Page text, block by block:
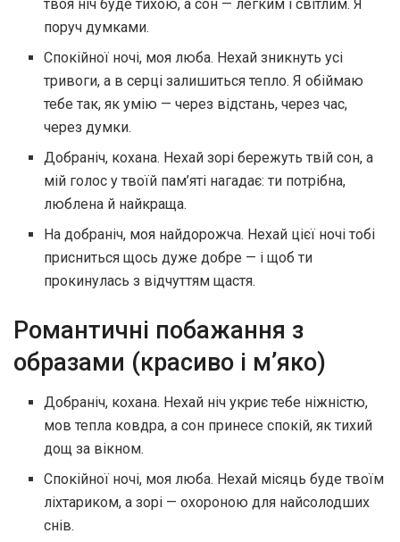
твоя ніч буде тихою, а сон — легким і світлим. Я
поруч думками.
Спокійної ночі, моя люба. Нехай зникнуть усі
тривоги, а в серці залишиться тепло. Я обіймаю
тебе так, як умію — через відстань, через час,
через думки.
Добраніч, кохана. Нехай зорі бережуть твій сон, а
мій голос у твоїй пам’яті нагадає: ти потрібна,
люблена й найкраща.
На добраніч, моя найдорожча. Нехай цієї ночі тобі
присниться щось дуже добре — і щоб ти
прокинулась з відчуттям щастя.
Романтичні побажання з
образами (красиво і м’яко)
Добраніч, кохана. Нехай ніч укриє тебе ніжністю,
мов тепла ковдра, а сон принесе спокій, як тихий
дощ за вікном.
Спокійної ночі, моя люба. Нехай місяць буде твоїм
ліхтариком, а зорі — охороною для найсолодших
снів.